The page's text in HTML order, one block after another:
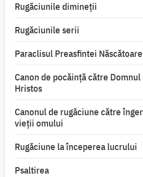
Rugăciunile dimineții
Rugăciunile serii
Paraclisul Preasfintei
Canon de pocăință către
Hristos
Canonul de rugăciune către
vieții omului
Rugăciune la începerea lucrului
Psaltirea